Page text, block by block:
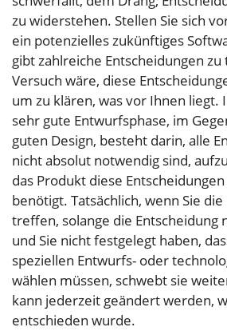
zu widerstehen. Stellen Sie sich
ein potenzielles zukünftiges
gibt zahlreiche Entscheidungen
Versuch wäre, diese
um zu klären, was vor Ihnen liegt.
sehr gute Entwurfsphase, im
guten Design, besteht darin, alle
nicht absolut notwendig sind,
das Produkt diese
benötigt. Tatsächlich, wenn Sie
treffen, solange die Entscheidung
und Sie nicht festgelegt haben,
speziellen Entwurfs- oder
wählen müssen, schwebt sie
kann jederzeit geändert werden,
entschieden wurde.